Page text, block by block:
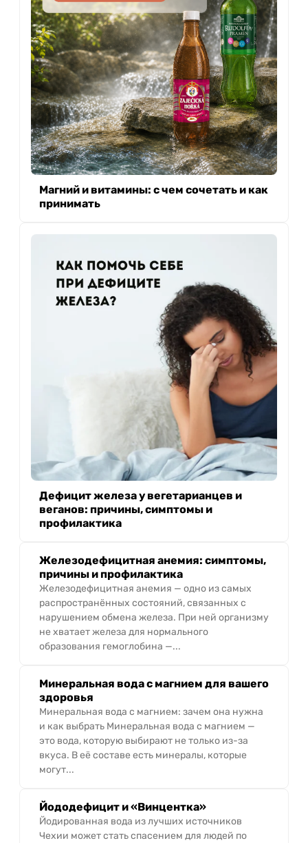
Магний и витамины: с чем сочетать и как
принимать
Дефицит железа у вегетарианцев и
веганов: причины, симптомы и
профилактика
Железодефицитная анемия: симптомы,
причины и профилактика
Железодефицитная анемия — одно из самых
распространённых состояний, связанных с
нарушением обмена железа. При ней организму
не хватает железа для нормального
образования гемоглобина —...
Минеральная вода с магнием для вашего
здоровья
Минеральная вода с магнием: зачем она нужна
и как выбрать Минеральная вода с магнием —
это вода, которую выбирают не только из-за
вкуса. В её составе есть минералы, которые
могут...
Йододефицит и «Винцентка»
Йодированная вода из лучших источников
Чехии может стать спасением для людей по